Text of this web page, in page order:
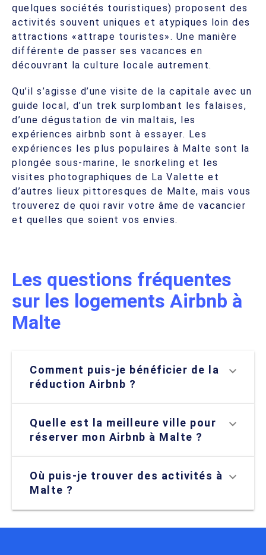
quelques sociétés touristiques) proposent des
activités souvent uniques et atypiques loin des
attractions «attrape touristes». Une manière
différente de passer ses vacances en
découvrant la culture locale autrement.
Qu’il s’agisse d’une visite de la capitale avec un
guide local, d’un trek surplombant les falaises,
d’une dégustation de vin maltais, les
expériences airbnb sont à essayer. Les
expériences les plus populaires à Malte sont la
plongée sous-marine, le snorkeling et les
visites photographiques de La Valette et
d’autres lieux pittoresques de Malte, mais vous
trouverez de quoi ravir votre âme de vacancier
et quelles que soient vos envies.
Les questions fréquentes
sur les logements Airbnb à
Malte
Comment puis-je bénéficier de la
réduction Airbnb ?
Quelle est la meilleure ville pour
réserver mon Airbnb à Malte ?
Où puis-je trouver des activités à
Malte ?